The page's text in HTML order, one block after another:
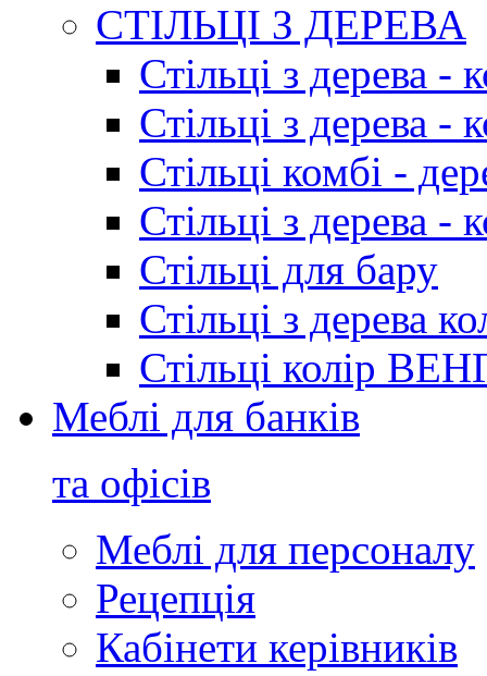
СТІЛЬЦІ З ДЕРЕВА
Стільці з дерева -
Стільці з дерева
Стільці комбі -
Стільці з дерева
Стільці для бару
Стільці з дерева
Стільці колір
Меблі для банків
та офісів
Меблі для персоналу
Рецепція
Кабінети керівників